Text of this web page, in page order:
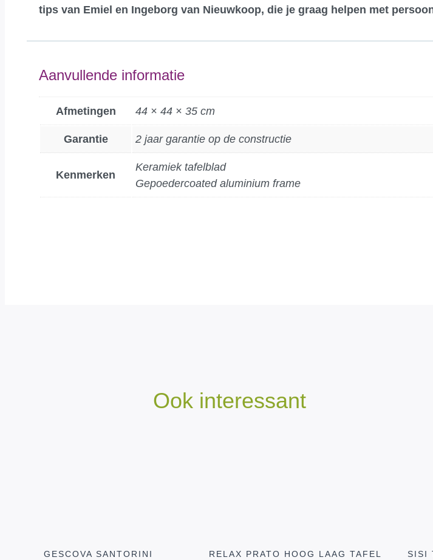
tips van Emiel en Ingeborg van Nieuwkoop, die je graag helpen met
Aanvullende informatie
Afmetingen 44 × 44 × 35 cm
Garantie 2 jaar garantie op de constructie
Kenmerken
Keramiek tafelblad
Gepoedercoated aluminium frame
Ook interessant
GESCOVA SANTORINI
RELAX PRATO HOOG LAAG TAFEL
SISI